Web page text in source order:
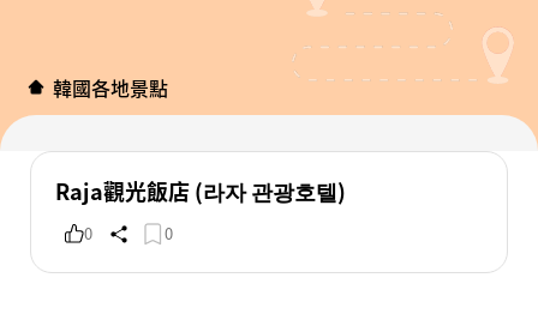
韓國各地景點
Raja觀光飯店 (라자 관광호텔)
0 0